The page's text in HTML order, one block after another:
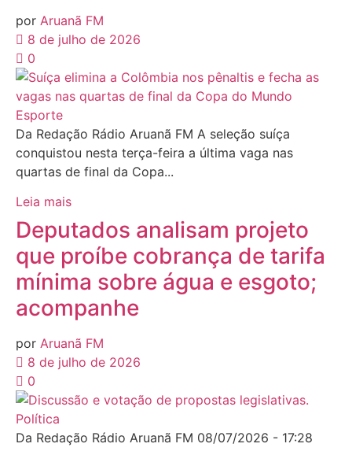
por Aruanã FM
8 de julho de 2026
0
Esporte
Da Redação Rádio Aruanã FM A seleção suíça
conquistou nesta terça-feira a última vaga nas
quartas de final da Copa...
Leia mais
Deputados analisam projeto
que proíbe cobrança de tarifa
mínima sobre água e esgoto;
acompanhe
por Aruanã FM
8 de julho de 2026
0
Política
Da Redação Rádio Aruanã FM 08/07/2026 - 17:28